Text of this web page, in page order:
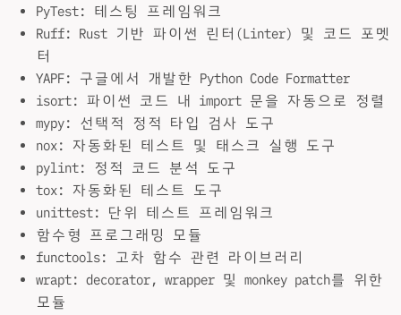
PyTest: 테스팅 프레임워크
Ruff: Rust 기반 파이썬 린터(Linter) 및 코드 포멧
터
YAPF: 구글에서 개발한 Python Code Formatter
isort: 파이썬 코드 내 import 문을 자동으로 정렬
mypy: 선택적 정적 타입 검사 도구
nox: 자동화된 테스트 및 태스크 실행 도구
pylint: 정적 코드 분석 도구
tox: 자동화된 테스트 도구
unittest: 단위 테스트 프레임워크
함수형 프로그래밍 모듈
functools: 고차 함수 관련 라이브러리
wrapt: decorator, wrapper 및 monkey patch를 위한
모듈